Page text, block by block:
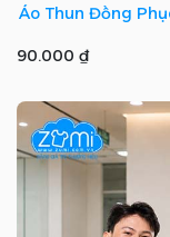
Áo Thun Đồng
90.000 ₫